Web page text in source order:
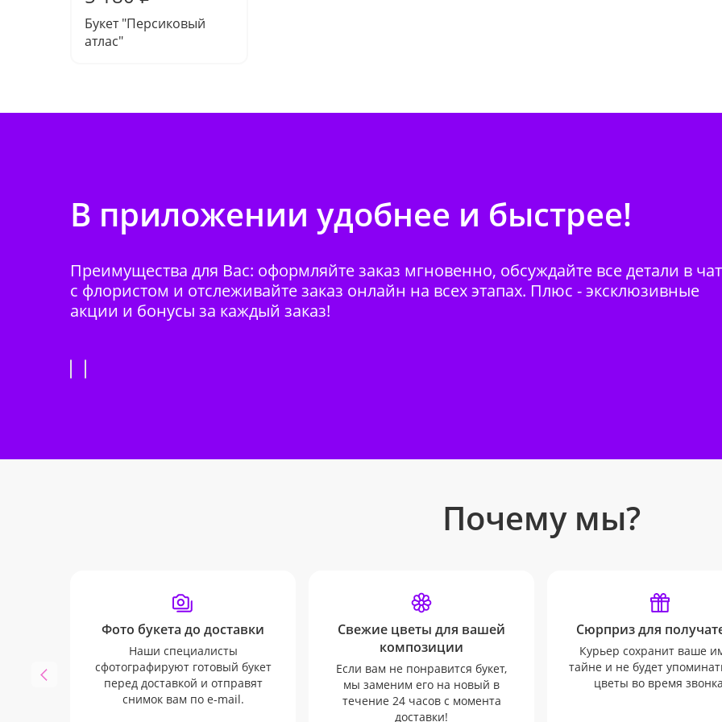
Букет "Персиковый
атлас"
В приложении удобнее и быстрее!
Преимущества для Вас: оформляйте заказ мгновенно, обсуждайте все детали в
с флористом и отслеживайте заказ онлайн на всех этапах. Плюс - эксклюзивные
акции и бонусы за каждый заказ!
Почему мы?
Фото букета до доставки
Наши специалисты
сфотографируют готовый букет
перед доставкой и отправят
снимок вам по e-mail.
Свежие цветы для вашей
композиции
Если вам не понравится букет,
мы заменим его на новый в
течение 24 часов с момента
доставки!
Сюрприз для
Курьер сохранит ваше
тайне и не будет
цветы во время